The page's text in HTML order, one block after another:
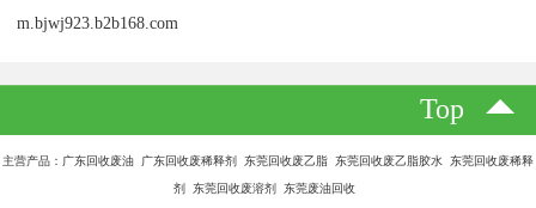
m.bjwj923.b2b168.com
Top
主营产品：广东回收废油 广东回收废稀释剂 东莞回收废乙脂 东莞回收废乙脂胶水 东莞回收废稀释
剂 东莞回收废溶剂 东莞废油回收